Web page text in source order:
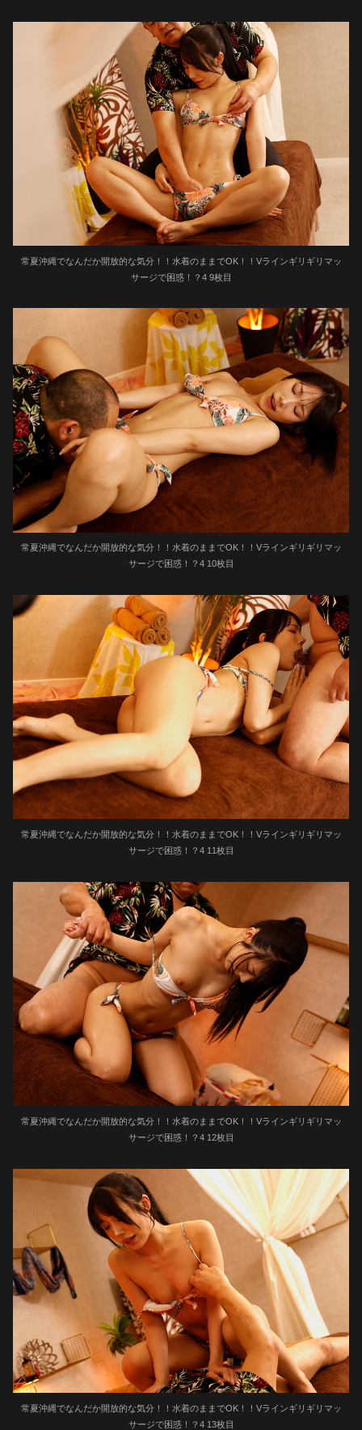
常夏沖縄でなんだか開放的な気分！！水着のままでOK！！Vラインギリギリマッ
サージで困惑！？4 9枚目
常夏沖縄でなんだか開放的な気分！！水着のままでOK！！Vラインギリギリマッ
サージで困惑！？4 10枚目
常夏沖縄でなんだか開放的な気分！！水着のままでOK！！Vラインギリギリマッ
サージで困惑！？4 11枚目
常夏沖縄でなんだか開放的な気分！！水着のままでOK！！Vラインギリギリマッ
サージで困惑！？4 12枚目
常夏沖縄でなんだか開放的な気分！！水着のままでOK！！Vラインギリギリマッ
サージで困惑！？4 13枚目